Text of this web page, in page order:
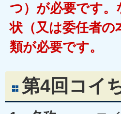
つ）が必要です
状（又は委任者の
類が必要です。
第4回コイ